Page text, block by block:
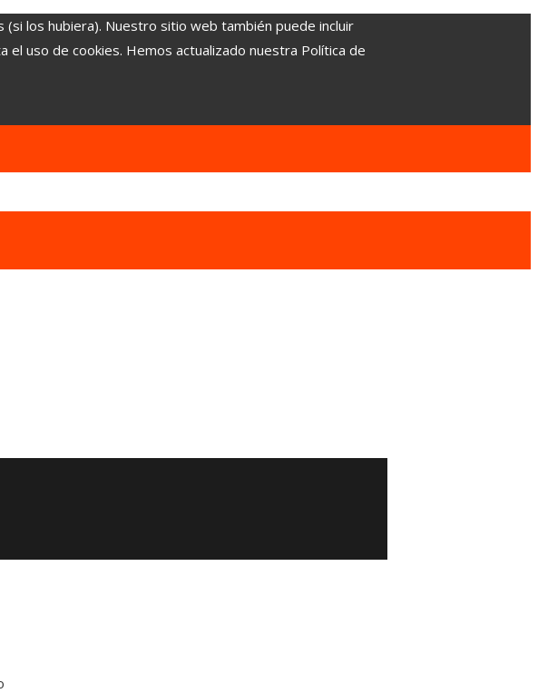
los hubiera). Nuestro sitio web también puede incluir
uso de cookies. Hemos actualizado nuestra Política de